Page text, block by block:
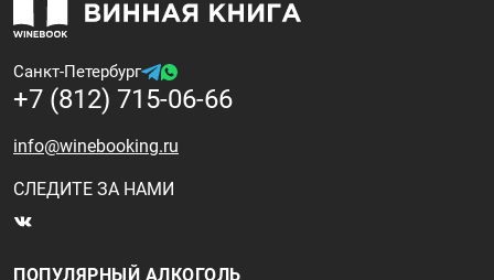
Санкт-Петербург
+7 (812) 715-06-66
info@winebooking.ru
СЛЕДИТЕ ЗА НАМИ
ПОПУЛЯРНЫЙ АЛКОГОЛЬ